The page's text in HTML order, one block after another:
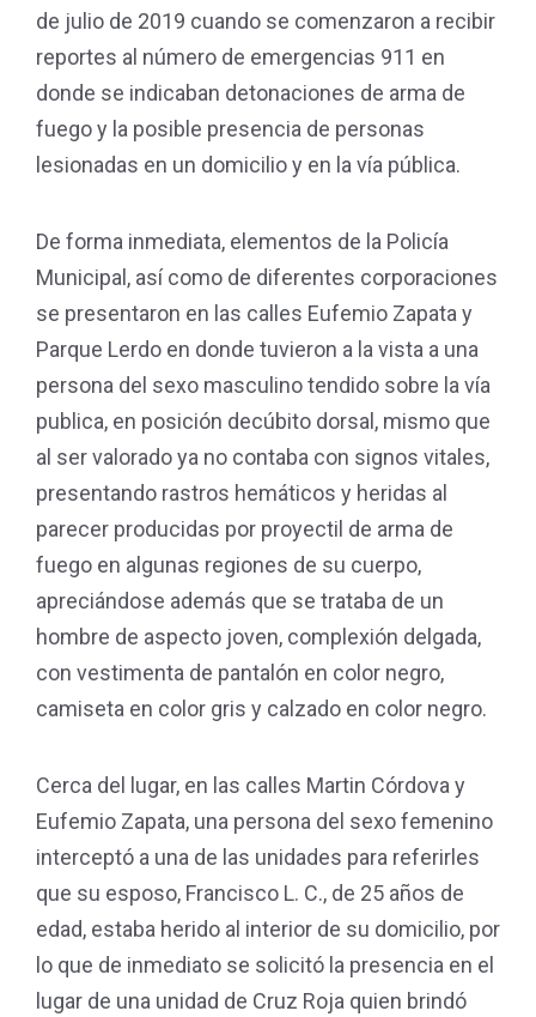
de julio de 2019 cuando se comenzaron a recibir
reportes al número de emergencias 911 en
donde se indicaban detonaciones de arma de
fuego y la posible presencia de personas
lesionadas en un domicilio y en la vía pública.
De forma inmediata, elementos de la Policía
Municipal, así como de diferentes corporaciones
se presentaron en las calles Eufemio Zapata y
Parque Lerdo en donde tuvieron a la vista a una
persona del sexo masculino tendido sobre la vía
publica, en posición decúbito dorsal, mismo que
al ser valorado ya no contaba con signos vitales,
presentando rastros hemáticos y heridas al
parecer producidas por proyectil de arma de
fuego en algunas regiones de su cuerpo,
apreciándose además que se trataba de un
hombre de aspecto joven, complexión delgada,
con vestimenta de pantalón en color negro,
camiseta en color gris y calzado en color negro.
Cerca del lugar, en las calles Martin Córdova y
Eufemio Zapata, una persona del sexo femenino
interceptó a una de las unidades para referirles
que su esposo, Francisco L. C., de 25 años de
edad, estaba herido al interior de su domicilio, por
lo que de inmediato se solicitó la presencia en el
lugar de una unidad de Cruz Roja quien brindó